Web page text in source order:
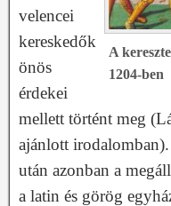
A
1204-ben
velencei
kereskedők
önös
érdekei
mellett történt meg
ajánlott
után azonban a
a latin és görög